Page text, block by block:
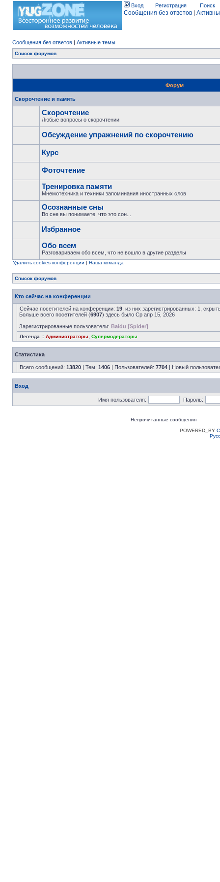
Вход Регистрация Поиск
Сообщения без ответов
Сообщения без ответов | Активные темы
Список форумов
Форум
Скорочтение и память
Скорочтение
Любые вопросы о скорочтении
Обсуждение упражнений по скорочтению
Курс
Фоточтение
Тренировка памяти
Мнемотехника и техники запоминания иностранных слов
Осознанные сны
Во сне вы понимаете, что это сон...
Избранное
Обо всем
Разговариваем обо всем, что не вошло в другие разделы
Удалить cookies конференции | Наша команда
Список форумов
Кто сейчас на конференции
Сейчас посетителей на конференции: 19 , из них зарегистрированных: 1,
Больше всего посетителей (6907) здесь было Ср апр 15, 2026
Зарегистрированные пользователи: Baidu [Spider]
Легенда :: Администраторы Супермодераторы
Статистика
Всего сообщений: 13820 | Тем: 1406 | Пользователей: 7704 | Новый
Вход
Имя пользователя: Пароль:
Непрочитанные сообщения
POWERED_BY